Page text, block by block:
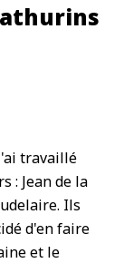
travaillé
: Jean de la
Ils
d'en faire
et le